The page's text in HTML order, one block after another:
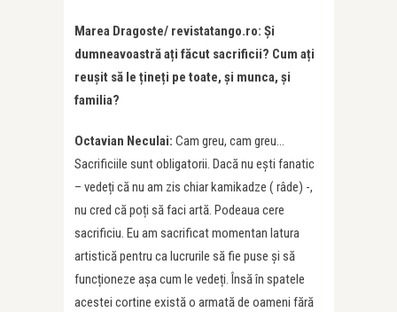
Marea Dragoste/ revistatango.ro: Și
dumneavoastră ați făcut sacrificii? Cum ați
reușit să le țineți pe toate, și munca, și
familia?
Octavian Neculai: Cam greu, cam greu…
Sacrificiile sunt obligatorii. Dacă nu ești fanatic
– vedeți că nu am zis chiar kamikadze ( râde) -,
nu cred că poți să faci artă. Podeaua cere
sacrificiu. Eu am sacrificat momentan latura
artistică pentru ca lucrurile să fie puse și să
funcționeze așa cum le vedeți. Însă în spatele
acestei cortine există o armată de oameni fără